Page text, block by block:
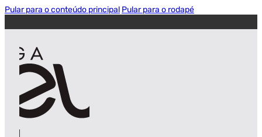
Pular para o conteúdo principal Pular para o rodapé